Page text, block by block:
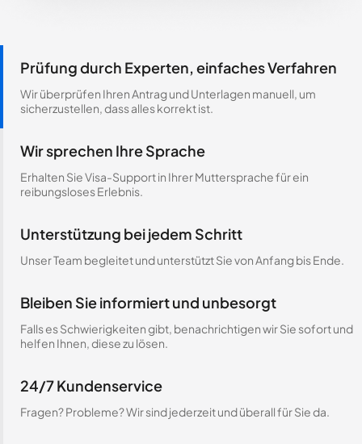
Prüfung durch Experten, einfaches Verfahren
Wir überprüfen Ihren Antrag und Unterlagen manuell, um
sicherzustellen, dass alles korrekt ist.
Wir sprechen Ihre Sprache
Erhalten Sie Visa-Support in Ihrer Muttersprache für ein
reibungsloses Erlebnis.
Unterstützung bei jedem Schritt
Unser Team begleitet und unterstützt Sie von Anfang bis Ende.
Bleiben Sie informiert und unbesorgt
Falls es Schwierigkeiten gibt, benachrichtigen wir Sie sofort und
helfen Ihnen, diese zu lösen.
24/7 Kundenservice
Fragen? Probleme? Wir sind jederzeit und überall für Sie da.